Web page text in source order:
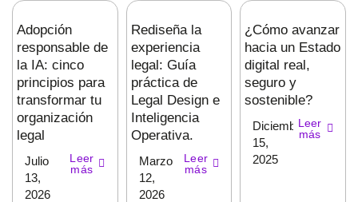
Adopción
responsable de
la IA: cinco
principios para
transformar tu
organización
legal
Julio
13,
2026
Leer
más
Rediseña la
experiencia
legal: Guía
práctica de
Legal Design e
Inteligencia
Operativa.
Marzo
12,
2026
Leer
más
¿Cómo avanzar
hacia un Estado
digital real,
seguro y
sostenible?
Diciembre
15,
2025
Leer
más